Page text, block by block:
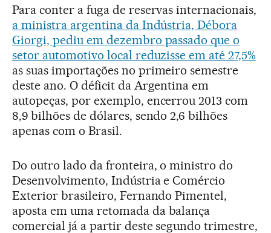
Para conter a fuga de reservas internacionais,
a ministra argentina da Indústria, Débora
Giorgi, pediu em dezembro passado que o
setor automotivo local reduzisse em até 27,5%
as suas importações no primeiro semestre
deste ano. O déficit da Argentina em
autopeças, por exemplo, encerrou 2013 com
8,9 bilhões de dólares, sendo 2,6 bilhões
apenas com o Brasil.
Do outro lado da fronteira, o ministro do
Desenvolvimento, Indústria e Comércio
Exterior brasileiro, Fernando Pimentel,
aposta em uma retomada da balança
comercial já a partir deste segundo trimestre,